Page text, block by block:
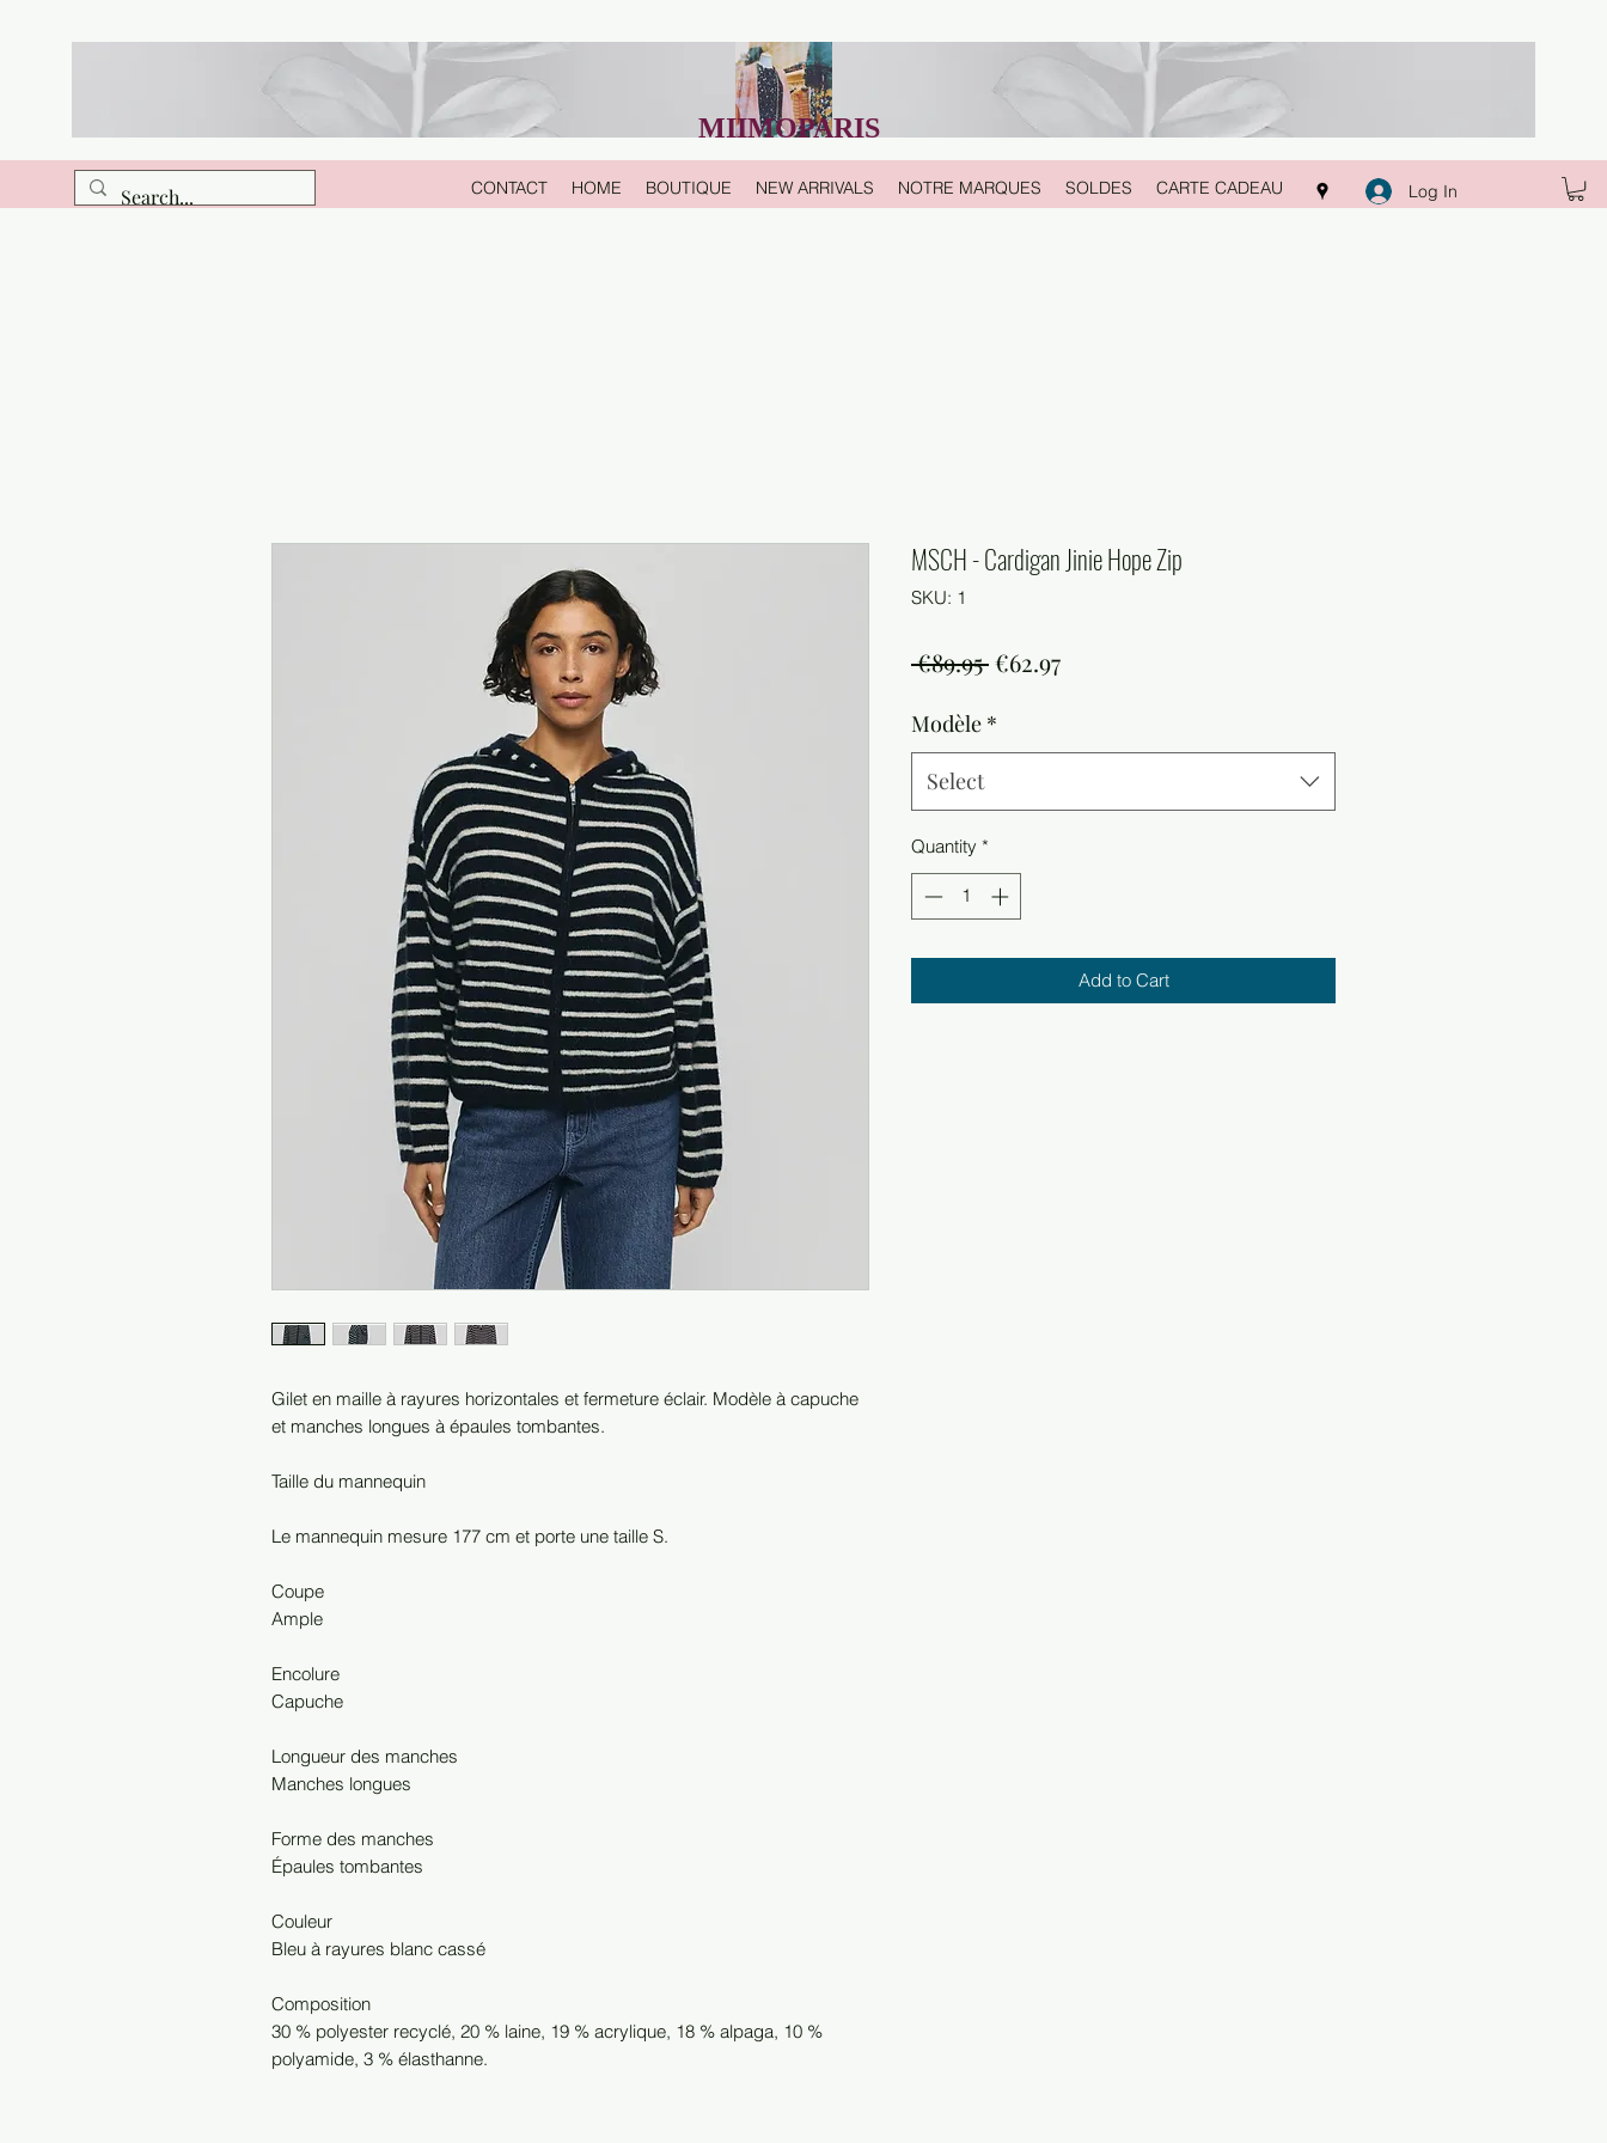
MIIMOPARIS
CONTACT HOME BOUTIQUE NEW ARRIVALS NOTRE MARQUES SOLDES CARTE CADEAU Log In
Gilet en maille à rayures horizontales et fermeture éclair. Modèle à capuche
et manches longues à épaules tombantes.
Taille du mannequin
Le mannequin mesure 177 cm et porte une taille S.
Coupe
Ample
Encolure
Capuche
Longueur des manches
Manches longues
Forme des manches
Épaules tombantes
Couleur
Bleu à rayures blanc cassé
Composition
30 % polyester recyclé, 20 % laine, 19 % acrylique, 18 % alpaga, 10 %
polyamide, 3 % élasthanne.
MSCH - Cardigan Jinie Hope Zip
SKU: 1
€89.95 Regular
€62.97Sale
Modèle *
Select
Quantity *
Add to Cart